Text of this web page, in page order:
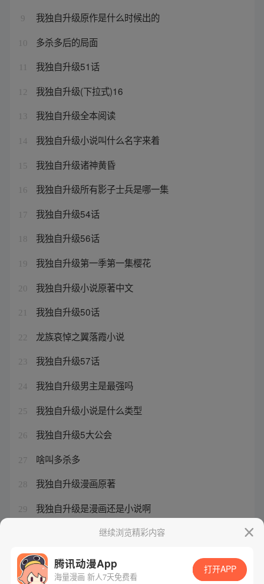
9 我独自升级原作是什么时候出的
10 多杀多后的局面
我独自升级51话
12 我独自升级(下拉式)16
13 我独自升级全本阅读
14 我独自升级小说叫什么名字来着
15 我独自升级诸神黄昏
16 我独自升级所有影子士兵是哪一集
17 我独自升级54话
18 我独自升级56话
19 我独自升级第一季第一集樱花
20 我独自升级小说原著中文
21 我独自升级50话
22 龙族哀悼之翼落霞小说
23 我独自升级57话
24 我独自升级男主是最强吗
25 我独自升级小说是什么类型
26 我独自升级5大公会
27 啥叫多杀多
28 我独自升级漫画原著
29 我独自升级是漫画还是小说啊
我独自升级人物实力排行继续浏览精彩内容
腾讯动漫App
海量漫画 新人7天免费看
打开APP